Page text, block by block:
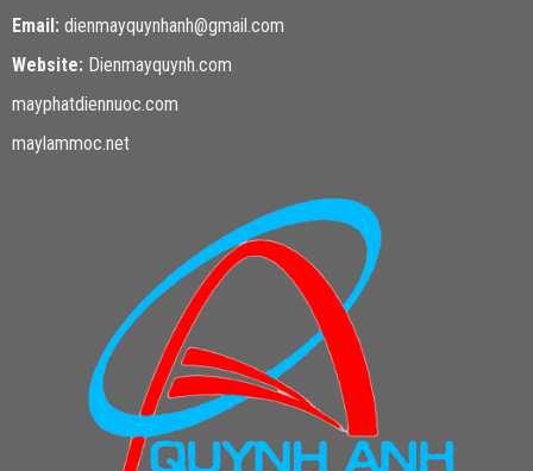
Email: dienmayquynhanh@gmail.com
Website: Dienmayquynh.com
mayphatdiennuoc.com
maylammoc.net